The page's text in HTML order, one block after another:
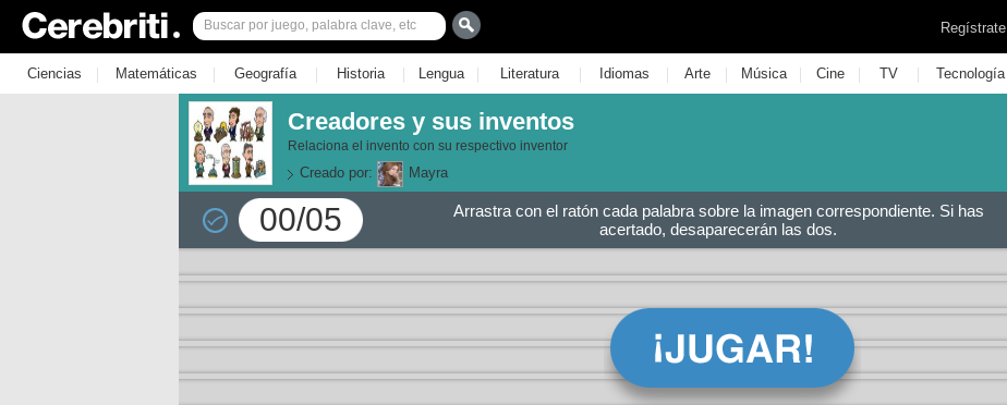
Regístrate
Ciencias | Matemáticas | Geografía | Historia | Lengua | Literatura | Idiomas | Arte | Música | Cine | TV | Tecnología
Creadores y sus inventos
Relaciona el invento con su respectivo inventor
Creado por: Mayra
00/05
Arrastra con el ratón cada palabra sobre la imagen correspondiente. Si has
acertado, desaparecerán las dos.